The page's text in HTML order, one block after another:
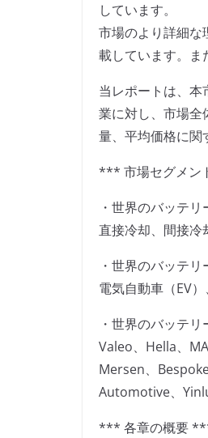
しています。
市場のより詳細な
載しています。ま
当レポートは、
業に対し、市場全
量、平均価格に関
*** 市場セグメン
・世界のバッテ
直接冷却、間接冷
・世界のバッテ
電気自動車（EV
・世界のバッテ
Valeo、Hella、
Mersen、
Automotive、
*** 各章の概要